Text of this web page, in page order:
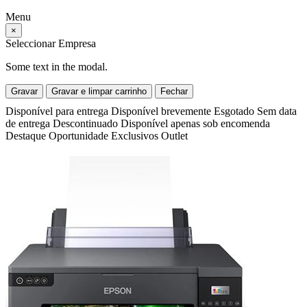
Menu
×
Seleccionar Empresa
Some text in the modal.
Gravar Gravar e limpar carrinho Fechar
Disponível para entrega Disponível brevemente Esgotado Sem data
de entrega Descontinuado Disponível apenas sob encomenda
Destaque Oportunidade Exclusivos Outlet